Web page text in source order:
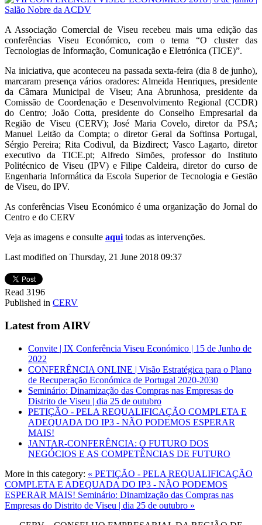
A Associação Comercial de Viseu recebeu mais uma edição das
conferências Viseu Económico, com o tema “O cluster das
Tecnologias de Informação, Comunicação e Eletrónica (TICE)”.
Na iniciativa, que aconteceu na passada sexta-feira (dia 8 de junho),
marcaram presença vários oradores: Almeida Henriques, presidente
da Câmara Municipal de Viseu; Ana Abrunhosa, presidente da
Comissão de Coordenação e Desenvolvimento Regional (CCDR)
do Centro; João Cotta, presidente do Conselho Empresarial da
Região de Viseu (CERV); José Maria Covelo, diretor da PSA;
Manuel Leitão da Compta; o diretor Geral da Softinsa Portugal,
Sérgio Pereira; Rita Codivul, da Bizdirect; Vasco Lagarto, diretor
executivo da TICE.pt; Alfredo Simões, professor do Instituto
Politécnico de Viseu (IPV) e Filipe Caldeira, diretor do curso de
Engenharia Informática da Escola Superior de Tecnologia e Gestão
de Viseu, do IPV.
As conferências Viseu Económico é uma organização do Jornal do
Centro e do CERV
Veja as imagens e consulte aqui todas as intervenções.
Last modified on Thursday, 21 June 2018 09:37
Read 3196
Published in CERV
Latest from AIRV
Convite | IX Conferência Viseu Económico | 15 de Junho de
2022
CONFERÊNCIA ONLINE | Visão Estratégica para o Plano
de Recuperação Económica de Portugal 2020-2030
Seminário: Dinamização das Compras nas Empresas do
Distrito de Viseu | dia 25 de outubro
PETIÇÃO - PELA REQUALIFICAÇÃO COMPLETA E
ADEQUADA DO IP3 - NÃO PODEMOS ESPERAR
MAIS!
JANTAR-CONFERÊNCIA: O FUTURO DOS
NEGÓCIOS E AS COMPETÊNCIAS DE FUTURO
More in this category: « PETIÇÃO - PELA REQUALIFICAÇÃO
COMPLETA E ADEQUADA DO IP3 - NÃO PODEMOS
ESPERAR MAIS! Seminário: Dinamização das Compras nas
Empresas do Distrito de Viseu | dia 25 de outubro »